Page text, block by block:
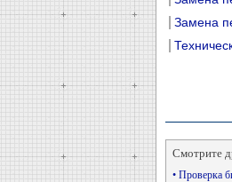
Замена
Смотрите
• Проверка